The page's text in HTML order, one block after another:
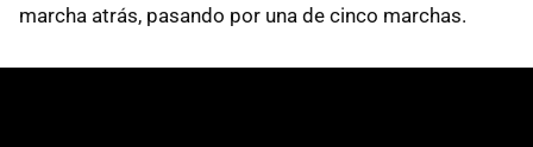
marcha atrás, pasando por una de cinco marchas.